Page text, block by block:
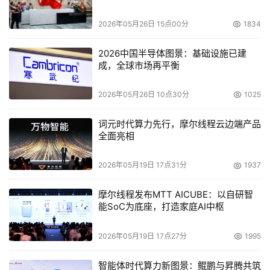
玩游戏一边观看游戏攻略，为这款Micro LED开发出了更多
换言之，三星推出的这款Micro LED新品带来的不只是视觉
体验的提升，也是从设计美学到生活方式的多维度革新，加
2026年05月26日 15点00分 1834
2026中国半导体图景：基础设施已建
成，全球市场再平衡
2026年05月26日 10点30分 1025
词元时代算力先行，摩尔线程云边端产品
全面亮相
2026年05月19日 17点31分 1937
摩尔线程发布MTT AICUBE：以自研智
能SoC为底座，打造家庭AI中枢
2026年05月19日 17点27分 1995
智能体时代算力新图景：鲲鹏与昇腾共筑